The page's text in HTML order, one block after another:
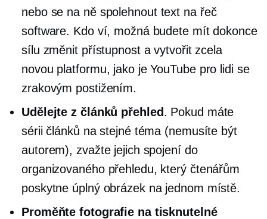
nebo se na ně spolehnout text na řeč
software. Kdo ví, možná budete mít dokonce
sílu změnit přístupnost a vytvořit zcela
novou platformu, jako je YouTube pro lidi se
zrakovým postižením.
Udělejte z článků přehled. Pokud máte
sérii článků na stejné téma (nemusíte být
autorem), zvažte jejich spojení do
organizovaného přehledu, který čtenářům
poskytne úplný obrázek na jednom místě.
Proměňte fotografie na tisknutelné